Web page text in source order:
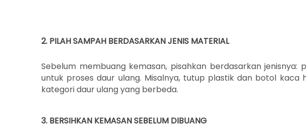
2. PILAH SAMPAH BERDASARKAN JENIS MATERIAL
Sebelum membuang kemasan, pisahkan berdasarkan jenisnya:
untuk proses daur ulang. Misalnya, tutup plastik dan botol kaca
kategori daur ulang yang berbeda.
3. BERSIHKAN KEMASAN SEBELUM DIBUANG